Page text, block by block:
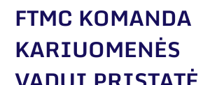
FTMC KOMANDA
KARIUOMENĖS